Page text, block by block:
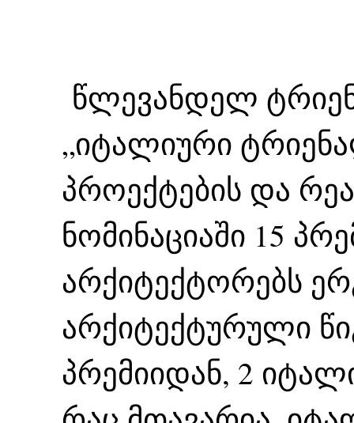
წლევანდელ
„იტალიური
პროექტების და
ნომინაციაში 15
არქიტექტორებს
არქიტექტურული
პრემიიდან, 2